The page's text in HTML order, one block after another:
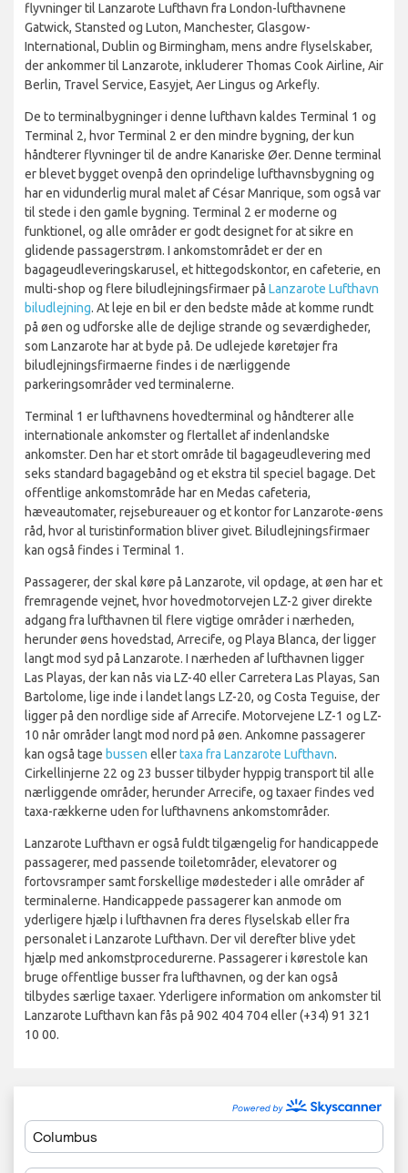
flyvninger til Lanzarote Lufthavn fra London-lufthavnene
Gatwick, Stansted og Luton, Manchester, Glasgow-
International, Dublin og Birmingham, mens andre flyselskaber,
der ankommer til Lanzarote, inkluderer Thomas Cook Airline, Air
Berlin, Travel Service, Easyjet, Aer Lingus og Arkefly.
De to terminalbygninger i denne lufthavn kaldes Terminal 1 og
Terminal 2, hvor Terminal 2 er den mindre bygning, der kun
håndterer flyvninger til de andre Kanariske Øer. Denne terminal
er blevet bygget ovenpå den oprindelige lufthavnsbygning og
har en vidunderlig mural malet af César Manrique, som også var
til stede i den gamle bygning. Terminal 2 er moderne og
funktionel, og alle områder er godt designet for at sikre en
glidende passagerstrøm. I ankomstområdet er der en
bagageudleveringskarusel, et hittegodskontor, en cafeterie, en
multi-shop og flere biludlejningsfirmaer på Lanzarote Lufthavn
biludlejning. At leje en bil er den bedste måde at komme rundt
på øen og udforske alle de dejlige strande og seværdigheder,
som Lanzarote har at byde på. De udlejede køretøjer fra
biludlejningsfirmaerne findes i de nærliggende
parkeringsområder ved terminalerne.
Terminal 1 er lufthavnens hovedterminal og håndterer alle
internationale ankomster og flertallet af indenlandske
ankomster. Den har et stort område til bagageudlevering med
seks standard bagagebånd og et ekstra til speciel bagage. Det
offentlige ankomstområde har en Medas cafeteria,
hæveautomater, rejsebureauer og et kontor for Lanzarote-øens
råd, hvor al turistinformation bliver givet. Biludlejningsfirmaer
kan også findes i Terminal 1.
Passagerer, der skal køre på Lanzarote, vil opdage, at øen har et
fremragende vejnet, hvor hovedmotorvejen LZ-2 giver direkte
adgang fra lufthavnen til flere vigtige områder i nærheden,
herunder øens hovedstad, Arrecife, og Playa Blanca, der ligger
langt mod syd på Lanzarote. I nærheden af ​​lufthavnen ligger
Las Playas, der kan nås via LZ-40 eller Carretera Las Playas, San
Bartolome, lige inde i landet langs LZ-20, og Costa Teguise, der
ligger på den nordlige side af Arrecife. Motorvejene LZ-1 og LZ-
10 når områder langt mod nord på øen. Ankomne passagerer
kan også tage bussen ellertaxa fra Lanzarote Lufthavn.
Cirkellinjerne 22 og 23 busser tilbyder hyppig transport til alle
nærliggende områder, herunder Arrecife, og taxaer findes ved
taxa-rækkerne uden for lufthavnens ankomstområder.
Lanzarote Lufthavn er også fuldt tilgængelig for handicappede
passagerer, med passende toiletområder, elevatorer og
fortovsramper samt forskellige mødesteder i alle områder af
terminalerne. Handicappede passagerer kan anmode om
yderligere hjælp i lufthavnen fra deres flyselskab eller fra
personalet i Lanzarote Lufthavn. Der vil derefter blive ydet
hjælp med ankomstprocedurerne. Passagerer i kørestole kan
bruge offentlige busser fra lufthavnen, og der kan også
tilbydes særlige taxaer. Yderligere information om ankomster til
Lanzarote Lufthavn kan fås på 902 404 704 eller (+34) 91 321
10 00.